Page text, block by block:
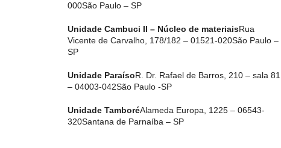
000São Paulo – SP
Unidade Cambuci II – Núcleo de materiaisRua
Vicente de Carvalho, 178/182 – 01521-020São Paulo –
SP
Unidade ParaísoR. Dr. Rafael de Barros, 210 – sala 81
– 04003-042São Paulo -SP
Unidade TamboréAlameda Europa, 1225 – 06543-
320Santana de Parnaíba – SP